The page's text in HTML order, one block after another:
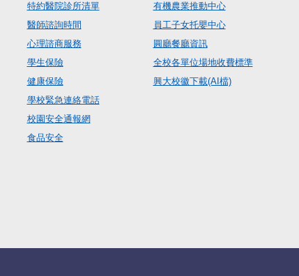
特約醫院診所清單
醫師諮詢時間
心理諮商服務
學生保險
健康保險
學校緊急連絡電話
校園安全通報網
食品安全
有機農業推動中心
員工子女托嬰中心
圓廳餐廳資訊
全校各單位場地收費標準
興大校徽下載(AI檔)